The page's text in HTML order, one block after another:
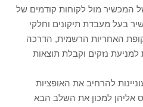
המכשיר מול לקוחות קודמים של
בעל מעבדת תיקונים וחלקי
האחריות הרשמית, הדרכה
למניעת נזקים וקבלת תוצאות
להרחיב את האופציות
אליהן למכון את השלב הבא